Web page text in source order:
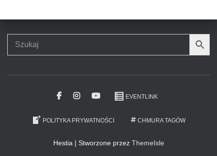
EVENTLINK
POLITYKA PRYWATNOŚCI CHMURA TAGÓW
Hestia | Stworzone przez ThemeIsle